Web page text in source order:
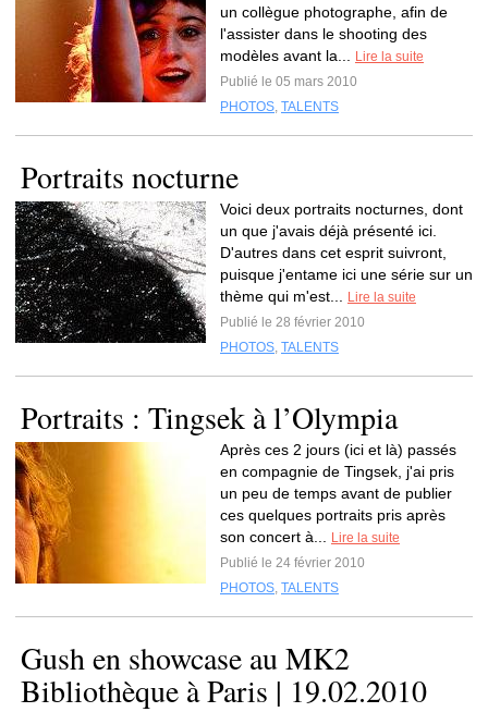
un collègue photographe, afin de
l'assister dans le shooting des
modèles avant la...
Lire la suite
Publié le 05 mars 2010
PHOTOS, TALENTS
Portraits nocturne
Voici deux portraits nocturnes, dont
un que j'avais déjà présenté ici.
D'autres dans cet esprit suivront,
puisque j'entame ici une série sur un
thème qui m'est...
Lire la suite
Publié le 28 février 2010
PHOTOS, TALENTS
Portraits : Tingsek à l’Olympia
Après ces 2 jours (ici et là) passés
en compagnie de Tingsek, j'ai pris
un peu de temps avant de publier
ces quelques portraits pris après
son concert à...
Lire la suite
Publié le 24 février 2010
PHOTOS, TALENTS
Gush en showcase au MK2
Bibliothèque à Paris | 19.02.2010